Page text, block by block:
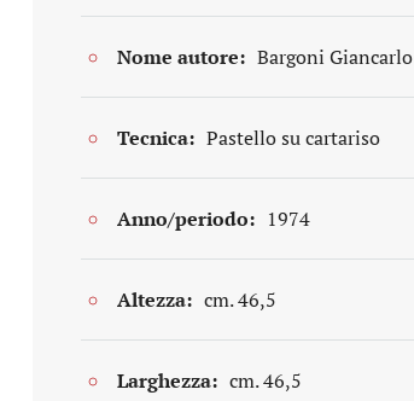
Nome autore: Bargoni Giancarlo
Tecnica: Pastello su cartariso
Anno/periodo: 1974
Altezza: cm. 46,5
Larghezza: cm. 46,5